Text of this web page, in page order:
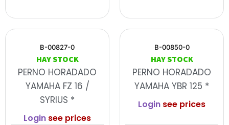
B-00827-0
HAY STOCK
PERNO HORADADO
YAMAHA FZ 16 /
SYRIUS *
Login see prices
B-00850-0
HAY STOCK
PERNO HORADADO
YAMAHA YBR 125 *
Login see prices